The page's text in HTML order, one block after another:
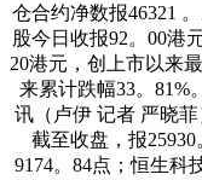
仓合约净数报46321
股今日收报92。00港
20港元，创上市以来
来累计跌幅33。81%
讯（卢伊 记者 严晓菲
截至收盘，报
9174。84点；恒生科